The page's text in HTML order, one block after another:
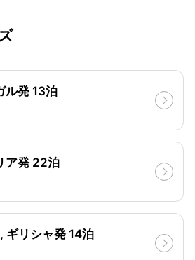
ル発 13泊
ア発 22泊
ギリシャ発 14泊